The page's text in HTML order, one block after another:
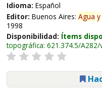
Idioma: Español
Editor: Buenos Aires: Agua y
1998
Disponibilidad: Ítems
topográfica: 621.374.5/A282/